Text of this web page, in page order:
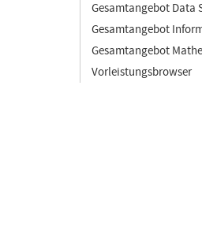
Gesamtangebot Data
Gesamtangebot
Gesamtangebot
Vorleistungsbrowser